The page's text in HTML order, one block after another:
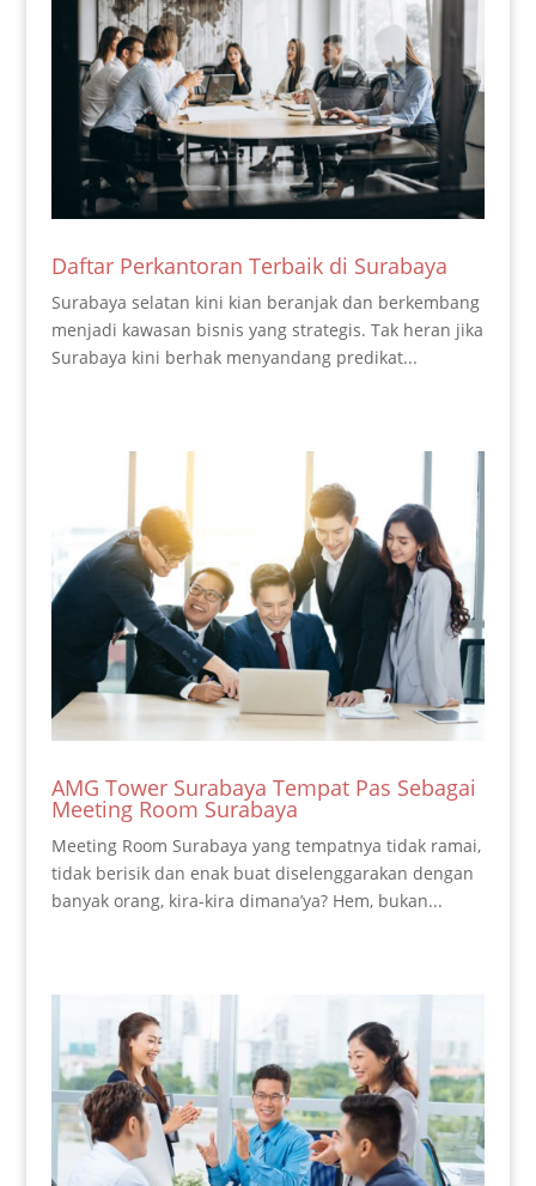
Daftar Perkantoran Terbaik di Surabaya
Surabaya selatan kini kian beranjak dan berkembang
menjadi kawasan bisnis yang strategis. Tak heran jika
Surabaya kini berhak menyandang predikat...
AMG Tower Surabaya Tempat Pas Sebagai
Meeting Room Surabaya
Meeting Room Surabaya yang tempatnya tidak ramai,
tidak berisik dan enak buat diselenggarakan dengan
banyak orang, kira-kira dimana’ya? Hem, bukan...